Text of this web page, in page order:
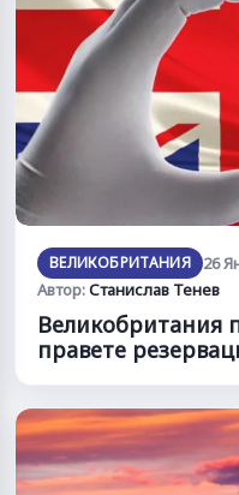
ВЕЛИКОБРИТАНИЯ
26
Автор:Станислав Тенев
Великобритания
правете